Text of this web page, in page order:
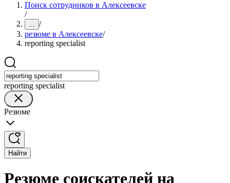
Поиск сотрудников в Алексеевске
/
... /
резюме в Алексеевске/
reporting specialist
reporting specialist
Резюме
Найти
Резюме соискателей на